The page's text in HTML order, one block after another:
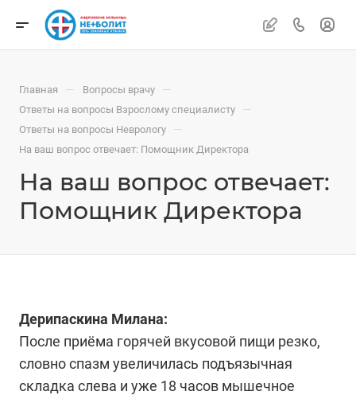
Главная — Вопросы врачу —
Ответы на вопросы Взрослому специалисту —
Ответы на вопросы Неврологу —
На ваш вопрос отвечает: Помощник Директора
На ваш вопрос отвечает:
Помощник Директора
Дерипаскина Милана:
После приёма горячей вкусовой пищи резко,
словно спазм увеличилась подъязычная
складка слева и уже 18 часов мышечное